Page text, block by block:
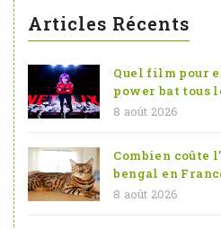
Articles Récents
Quel film pour
power bat tous
8 août 2026
Combien coûte
bengal en
8 août 2026